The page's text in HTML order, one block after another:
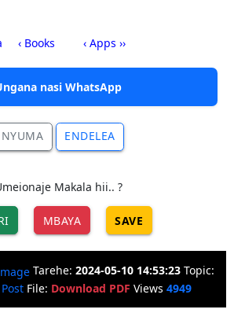
‹ Books ‹ Apps ››
nasi WhatsApp
NYUMA ENDELEA
Makala hii.. ?
MBAYA SAVE
Tarehe: 2024-05-10 14:53:23 Topic:
PostFile: Download PDF Views 4949